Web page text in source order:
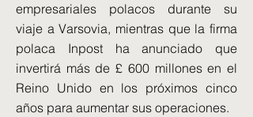
empresariales polacos durante su
viaje a Varsovia, mientras que la firma
polaca Inpost ha anunciado que
invertirá más de £ 600 millones en el
Reino Unido en los próximos cinco
años para aumentar sus operaciones.